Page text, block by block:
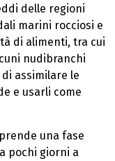
delle regioni
marini rocciosi e
di alimenti, tra cui
nudibranchi
assimilare le
e usarli come
una fase
pochi giorni a